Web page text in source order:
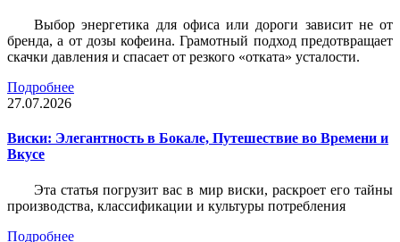
Выбор энергетика для офиса или дороги зависит не от
бренда, а от дозы кофеина. Грамотный подход предотвращает
скачки давления и спасает от резкого «отката» усталости.
Подробнее
27.07.2026
Виски: Элегантность в Бокале, Путешествие во Времени и
Вкусе
Эта статья погрузит вас в мир виски, раскроет его тайны
производства, классификации и культуры потребления
Подробнее